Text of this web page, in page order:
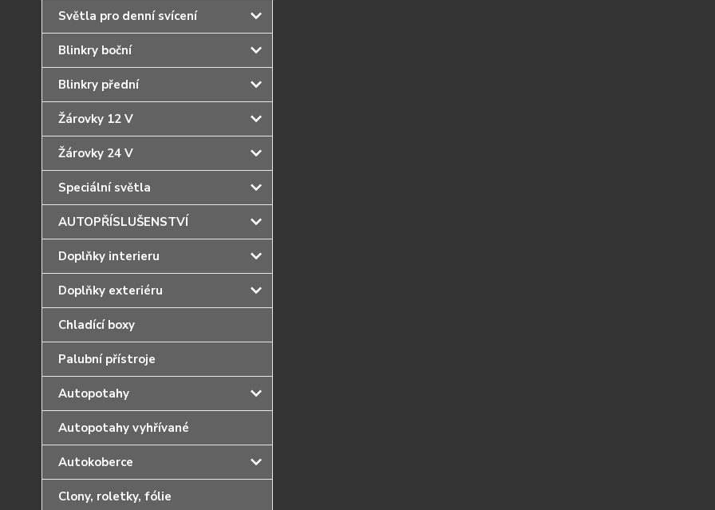
Světla pro denní svícení
Blinkry boční
Blinkry přední
Žárovky 12 V
Žárovky 24 V
Speciální světla
AUTOPŘÍSLUŠENSTVÍ
Doplňky interieru
Doplňky exteriéru
Chladící boxy
Palubní přístroje
Autopotahy
Autopotahy vyhřívané
Autokoberce
Clony, roletky, fólie